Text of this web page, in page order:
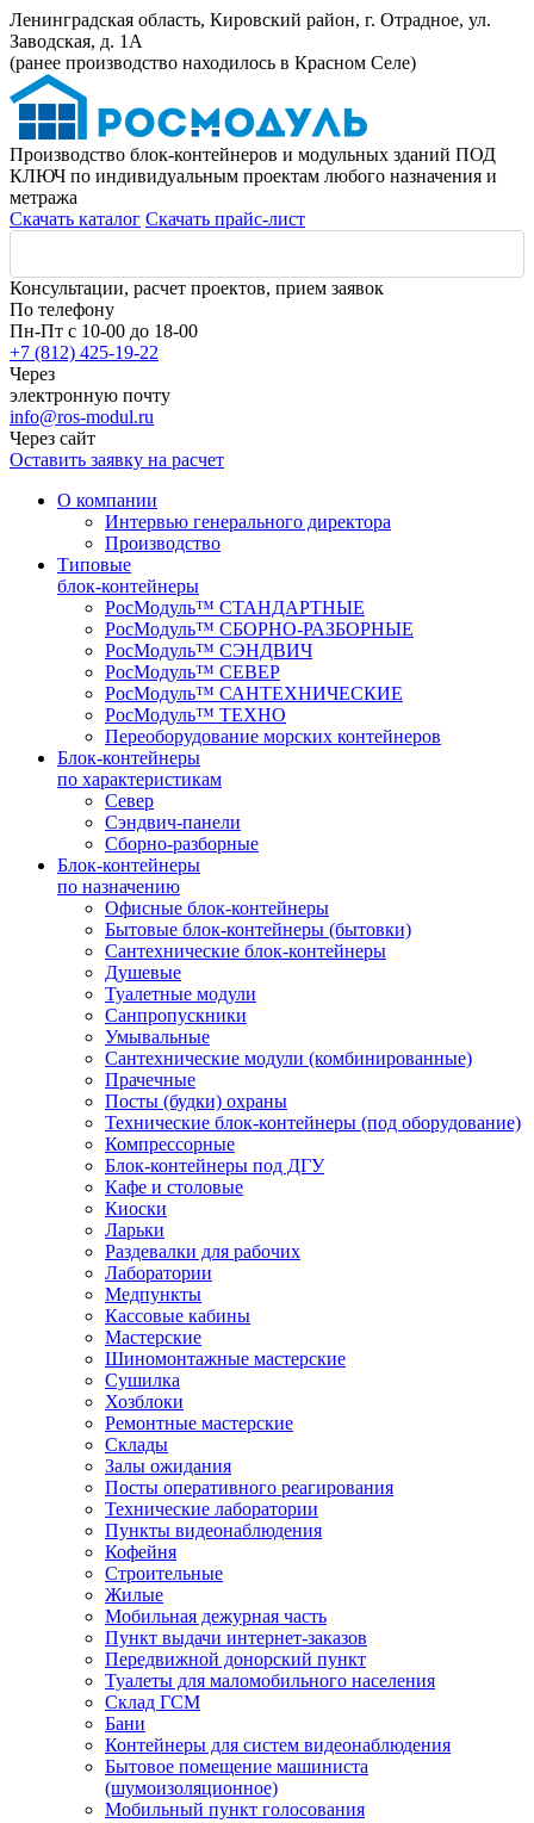
Ленинградская область, Кировский район, г. Отрадное, ул.
Заводская, д. 1А
(ранее производство находилось в Красном Селе)
Производство блок-контейнеров и модульных зданий ПОД
КЛЮЧ по индивидуальным проектам любого назначения и
метража
Скачать каталог Скачать прайс-лист
Консультации, расчет проектов, прием заявок
По телефону
Пн-Пт с 10-00 до 18-00
+7 (812) 425-19-22
Через
электронную почту
info@ros-modul.ru
Через сайт
Оставить заявку на расчет
О компании
Интервью генерального директора
Производство
Типовые
блок-контейнеры
РосМодуль™ СТАНДАРТНЫЕ
РосМодуль™ СБОРНО-РАЗБОРНЫЕ
РосМодуль™ СЭНДВИЧ
РосМодуль™ СЕВЕР
РосМодуль™ САНТЕХНИЧЕСКИЕ
РосМодуль™ ТЕХНО
Переоборудование морских контейнеров
Блок-контейнеры
по характеристикам
Север
Сэндвич-панели
Сборно-разборные
Блок-контейнеры
по назначению
Офисные блок-контейнеры
Бытовые блок-контейнеры (бытовки)
Сантехнические блок-контейнеры
Душевые
Туалетные модули
Санпропускники
Умывальные
Сантехнические модули (комбинированные)
Прачечные
Посты (будки) охраны
Технические блок-контейнеры (под оборудование)
Компрессорные
Блок-контейнеры под ДГУ
Кафе и столовые
Киоски
Ларьки
Раздевалки для рабочих
Лаборатории
Медпункты
Кассовые кабины
Мастерские
Шиномонтажные мастерские
Сушилка
Хозблоки
Ремонтные мастерские
Склады
Залы ожидания
Посты оперативного реагирования
Технические лаборатории
Пункты видеонаблюдения
Кофейня
Строительные
Жилые
Мобильная дежурная часть
Пункт выдачи интернет-заказов
Передвижной донорский пункт
Туалеты для маломобильного населения
Склад ГСМ
Бани
Контейнеры для систем видеонаблюдения
Бытовое помещение машиниста
(шумоизоляционное)
Мобильный пункт голосования